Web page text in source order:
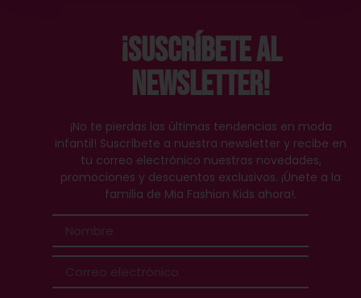
¡Suscríbete al
Newsletter!
¡No te pierdas las últimas tendencias en moda
infantil! Suscríbete a nuestra newsletter y recibe en
tu correo electrónico nuestras novedades,
promociones y descuentos exclusivos. ¡Únete a la
familia de Mia Fashion Kids ahora!.